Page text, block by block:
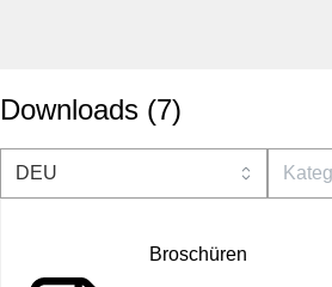
Downloads (7)
Broschüren